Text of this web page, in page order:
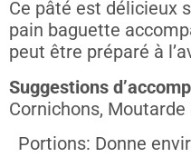
Ce pâté est délicieux
pain baguette
peut être préparé à
Suggestions
Cornichons, Moutarde
Portions: Donne